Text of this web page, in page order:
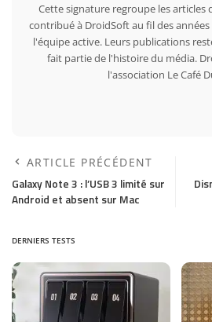
Cette signature regroupe les articles
contribué à DroidSoft au fil des
l'équipe active. Leurs publications
fait partie de l'histoire du média.
l'association Le Café
ARTICLE PRÉCÉDENT
Galaxy Note 3 : l’USB 3 limité sur
Android et absent sur Mac
DERNIERS TESTS